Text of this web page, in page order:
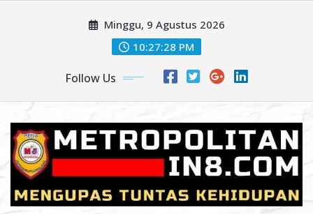
Minggu, 9 Agustus 2026
10:27:30 PM
Follow Us